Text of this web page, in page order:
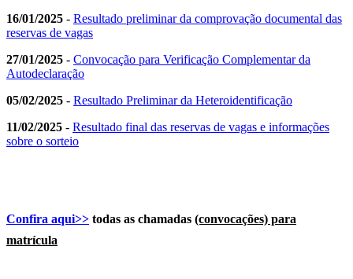
16/01/2025 - Resultado preliminar da comprovação documental das
reservas de vagas
27/01/2025 - Convocação para Verificação Complementar da
Autodeclaração
05/02/2025 - Resultado Preliminar da Heteroidentificação
11/02/2025 - Resultado final das reservas de vagas e informações
sobre o sorteio
Confira aqui>> todas as chamadas (convocações) para
matrícula